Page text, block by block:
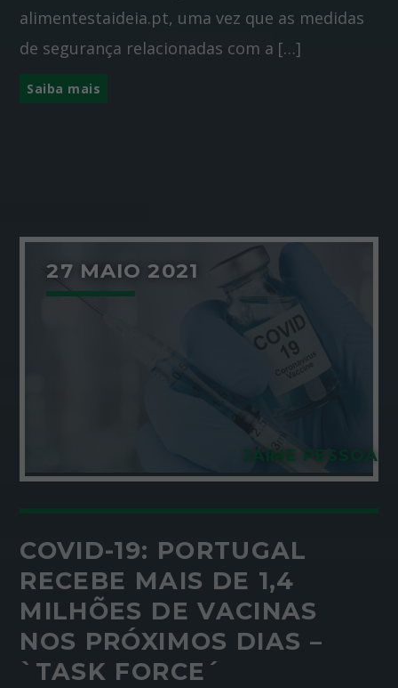
alimentestaideia.pt, uma vez que as medidas
de segurança relacionadas com a […]
Saiba mais
27 MAIO 2021
JAIME PESSOA
COVID-19: PORTUGAL
RECEBE MAIS DE 1,4
MILHÕES DE VACINAS
NOS PRÓXIMOS DIAS –
`TASK FORCE´